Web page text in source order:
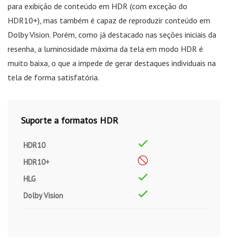
para exibição de conteúdo em HDR (com exceção do
HDR10+), mas também é capaz de reproduzir conteúdo em
Dolby Vision. Porém, como já destacado nas seções iniciais da
resenha, a luminosidade máxima da tela em modo HDR é
muito baixa, o que a impede de gerar destaques individuais na
tela de forma satisfatória.
Suporte a formatos HDR
HDR10
HDR10+
HLG
Dolby Vision